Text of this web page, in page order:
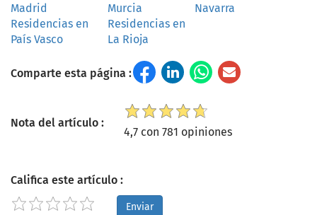
Madrid
Murcia
Navarra
Residencias en
País Vasco
Residencias en
La Rioja
Comparte esta página :
Nota del artículo :
4,7 con 781 opiniones
Califica este artículo :
Enviar